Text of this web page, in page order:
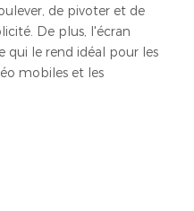
de pivoter et de
De plus, l'écran
qui le rend idéal pour les
mobiles et les